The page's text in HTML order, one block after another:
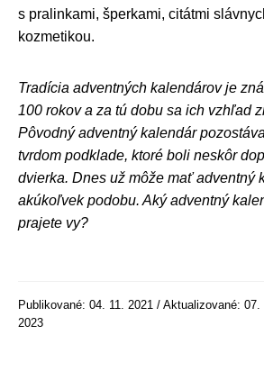
s pralinkami, šperkami, citátmi
kozmetikou.
Tradícia adventných kalendárov je
100 rokov a za tú dobu sa ich vzhľad
Pôvodný adventný kalendár
tvrdom podklade, ktoré boli neskôr
dvierka. Dnes už môže mať adventný
akúkoľvek podobu. Aký adventný
prajete vy?
Publikované: 04. 11. 2021 / Aktualizované: 07.
2023